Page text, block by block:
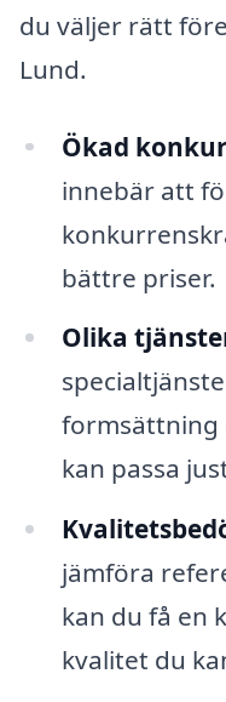
du väljer rätt
Lund.
Ökad
innebär att
bättre priser.
Olika
formsättning
kan passa
jämföra
kan du få en
kvalitet du